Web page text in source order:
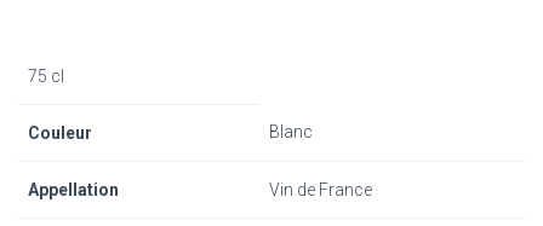
75 cl
Couleur Blanc
Appellation Vin de France